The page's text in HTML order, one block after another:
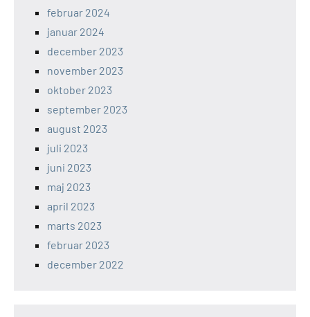
februar 2024
januar 2024
december 2023
november 2023
oktober 2023
september 2023
august 2023
juli 2023
juni 2023
maj 2023
april 2023
marts 2023
februar 2023
december 2022